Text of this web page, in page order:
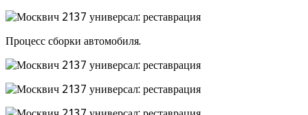
Процесс сборки автомобиля.